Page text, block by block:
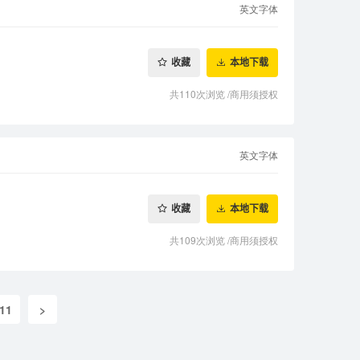
英文字体
收藏 本地下载
共110次浏览/商用须授权
英文字体
收藏 本地下载
共109次浏览/商用须授权
11 >